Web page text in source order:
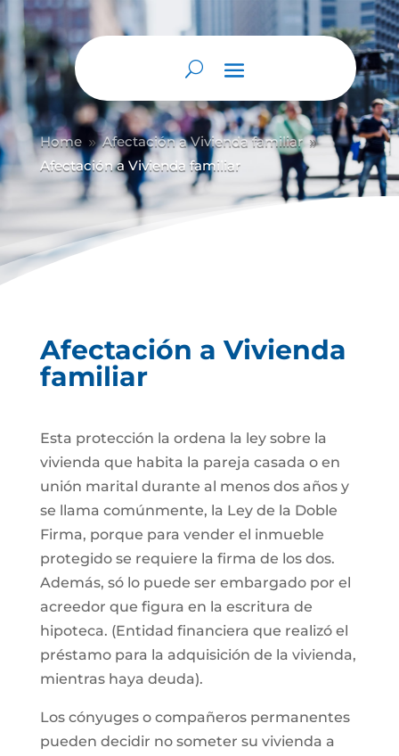
Home 9 Afectación a Vivienda familiar 9
Afectación a Vivienda familiar
Afectación a Vivienda
familiar
Esta protección la ordena la ley sobre la
vivienda que habita la pareja casada o en
unión marital durante al menos dos años y
se llama comúnmente, la Ley de la Doble
Firma, porque para vender el inmueble
protegido se requiere la firma de los dos.
Además, só lo puede ser embargado por el
acreedor que figura en la escritura de
hipoteca. (Entidad financiera que realizó el
préstamo para la adquisición de la vivienda,
mientras haya deuda).
Los cónyuges o compañeros permanentes
pueden decidir no someter su vivienda a